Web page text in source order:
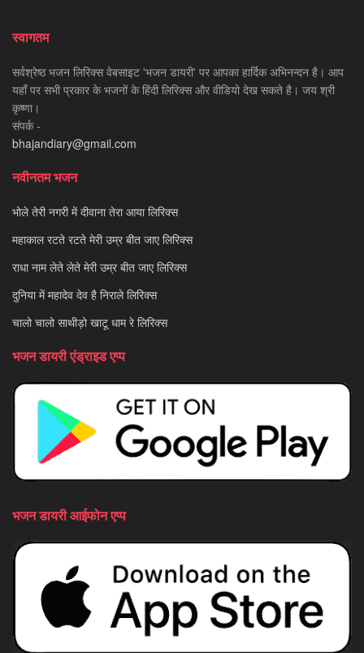
स्वागतम
सर्वश्रेष्ठ भजन लिरिक्स वेबसाइट 'भजन डायरी' पर आपका हार्दिक अभिनन्दन है। आप
यहाँ पर सभी प्रकार के भजनों के हिंदी लिरिक्स और वीडियो देख सकते है। जय श्री
कृष्णा।
संपर्क -
bhajandiary@gmail.com
नवीनतम भजन
भोले तेरी नगरी में दीवाना तेरा आया लिरिक्स
महाकाल रटते रटते मेरी उम्र बीत जाए लिरिक्स
राधा नाम लेते लेते मेरी उम्र बीत जाए लिरिक्स
दुनिया में महादेव देव है निराले लिरिक्स
चालो चालो साथीड़ो खाटू धाम रे लिरिक्स
भजन डायरी एंड्राइड एप्प
भजन डायरी आईफोन एप्प